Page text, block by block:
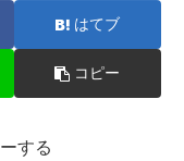
はてブ
コピー
する